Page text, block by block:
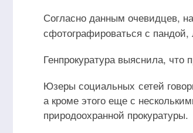
Согласно данным очевидцев,
сфотографироваться с
Генпрокуратура выяснила, что
Юзеры социальных сетей
а кроме этого еще с
природоохранной прокуратуры.